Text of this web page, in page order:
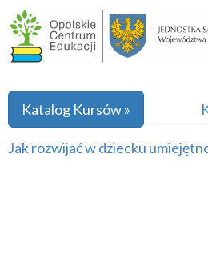
Katalog Kursów »
Jak rozwijać w dziecku